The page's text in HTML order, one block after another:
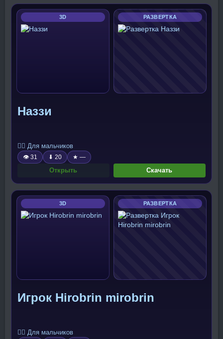
3D РАЗВЕРТКА
Наззи
🧍‍♂️ Для мальчиков
👁 31 ⬇ 20 ★ —
Открыть Скачать
3D РАЗВЕРТКА
Игрок Hirobrin mirobrin
🧍‍♂️ Для мальчиков